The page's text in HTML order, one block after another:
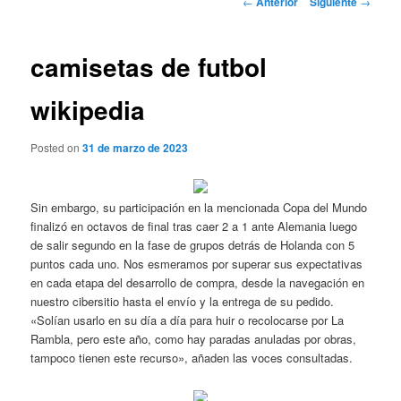
camisetas de futbol
wikipedia
Posted on31 de marzo de 2023
Sin embargo, su participación en la mencionada Copa del Mundo
finalizó en octavos de final tras caer 2 a 1 ante Alemania luego
de salir segundo en la fase de grupos detrás de Holanda con 5
puntos cada uno. Nos esmeramos por superar sus expectativas
en cada etapa del desarrollo de compra, desde la navegación en
nuestro cibersitio hasta el envío y la entrega de su pedido.
«Solían usarlo en su día a día para huir o recolocarse por La
Rambla, pero este año, como hay paradas anuladas por obras,
tampoco tienen este recurso», añaden las voces consultadas.